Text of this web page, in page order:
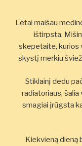
Lėtai maišau
ištirpsta.
skepetaite, kurios
skystį merkiu
Stiklainį dedu
radiatoriaus, šalia
smagiai įrūgsta
Kiekvieną dieną